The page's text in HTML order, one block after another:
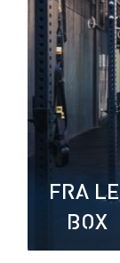
FRA
BOX